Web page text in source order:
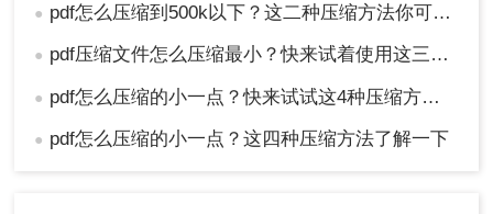
● pdf怎么压缩到500k以下？这二种压缩方法你可以轻松学会！
● pdf压缩文件怎么压缩最小？快来试着使用这三种压缩方法！
● pdf怎么压缩的小一点？快来试试这4种压缩方法！
● pdf怎么压缩的小一点？这四种压缩方法了解一下